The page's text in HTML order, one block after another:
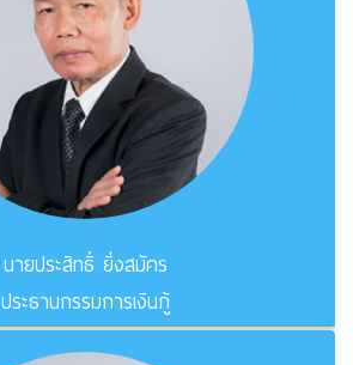
นายประสิทธิ์ ยิ่งสมัคร
ประธานกรรมการเงินกู้